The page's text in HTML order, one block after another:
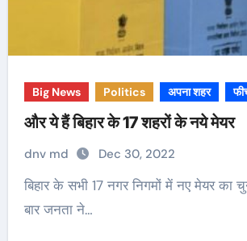
Big News Politics अपना शहर
और ये हैं बिहार के 17 शहरों के नये मेयर
dnv md Dec 30, 2022
बिहार के सभी 17 नगर निगमों में नए मेयर का चुनाव हो गया है. इस
बार जनता ने…